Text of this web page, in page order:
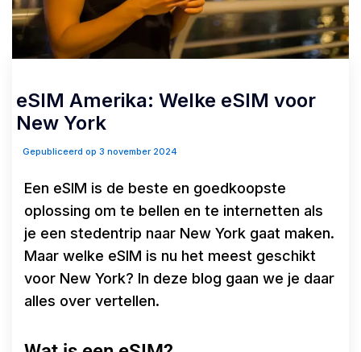
eSIM Amerika: Welke eSIM voor
New York
Gepubliceerd op 3 november 2024
Een eSIM is de beste en goedkoopste
oplossing om te bellen en te internetten als
je een stedentrip naar New York gaat maken.
Maar welke eSIM is nu het meest geschikt
voor New York? In deze blog gaan we je daar
alles over vertellen.